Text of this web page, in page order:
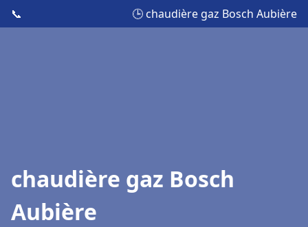
📞 🕒 chaudière gaz Bosch Aubière
chaudière gaz Bosch
Aubière